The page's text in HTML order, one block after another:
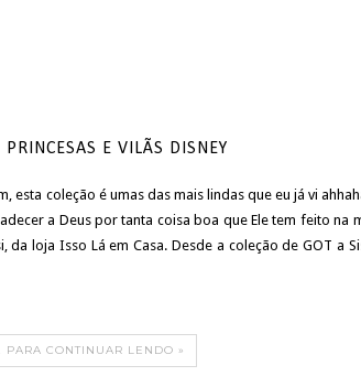
PRINCESAS E VILÃS DISNEY
esta coleção é umas das mais lindas que eu já vi
a Deus por tanta coisa boa que Ele tem feito na
loja Isso Lá em Casa. Desde a coleção de GOT a
PARA CONTINUAR LENDO »